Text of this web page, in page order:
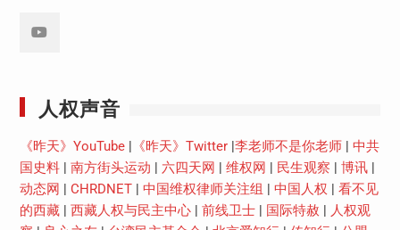
人权声音
《昨天》YouTube| 《昨天》Twitter| 李老师不是你老师| 中共
国史料| 南方街头运动 六四天网 维权网 民生观察 博讯|
动态网
CHRDNET| 中国维权律师关注组 中国人权
看不见
的西藏| 西藏人权与民主中心| 前线卫士| 国际特赦
人权观